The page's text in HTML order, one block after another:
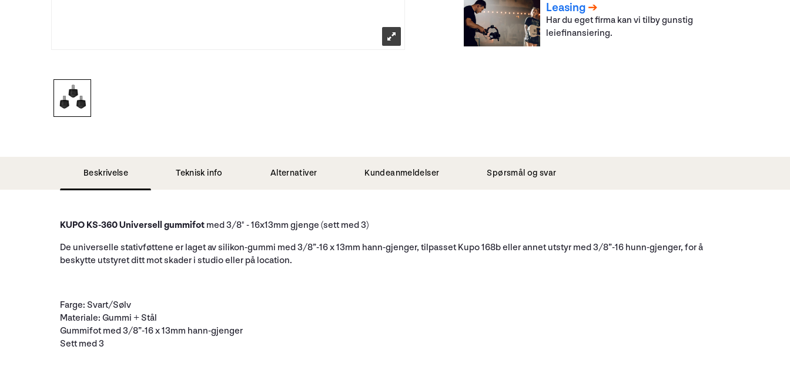
Leasing
Har du eget firma kan vi tilby gunstig
leiefinansiering.
Beskrivelse Teknisk info Alternativer Kundeanmeldelser Spørsmål og svar
KUPO KS-360 Universell gummifot med 3/8" - 16x13mm gjenge (sett med 3)
De universelle stativføttene er laget av silikon-gummi med 3/8”-16 x 13mm hann-gjenger, tilpasset Kupo 168b eller annet utstyr med 3/8”-16 hunn-gjenger, for å
beskytte utstyret ditt mot skader i studio eller på location.
Farge: Svart/Sølv
Materiale: Gummi + Stål
Gummifot med 3/8”-16 x 13mm hann-gjenger
Sett med 3